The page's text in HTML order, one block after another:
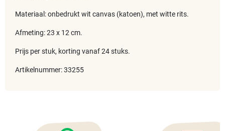
Materiaal: onbedrukt wit canvas (katoen), met witte rits.
Afmeting: 23 x 12 cm.
Prijs per stuk, korting vanaf 24 stuks.
Artikelnummer: 33255